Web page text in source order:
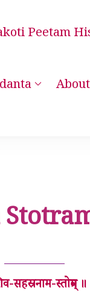
– Kanchi
Peetam
About
सहस्रनाम-स्तोत्रम् ॥